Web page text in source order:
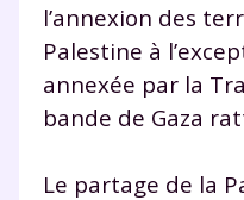
l’annexion des
Palestine à
annexée par la
bande de Gaza
Le partage de la